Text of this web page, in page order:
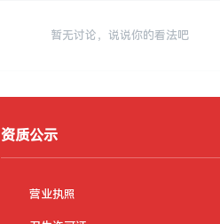
暂无讨论，说说你的看法吧
资质公示
营业执照